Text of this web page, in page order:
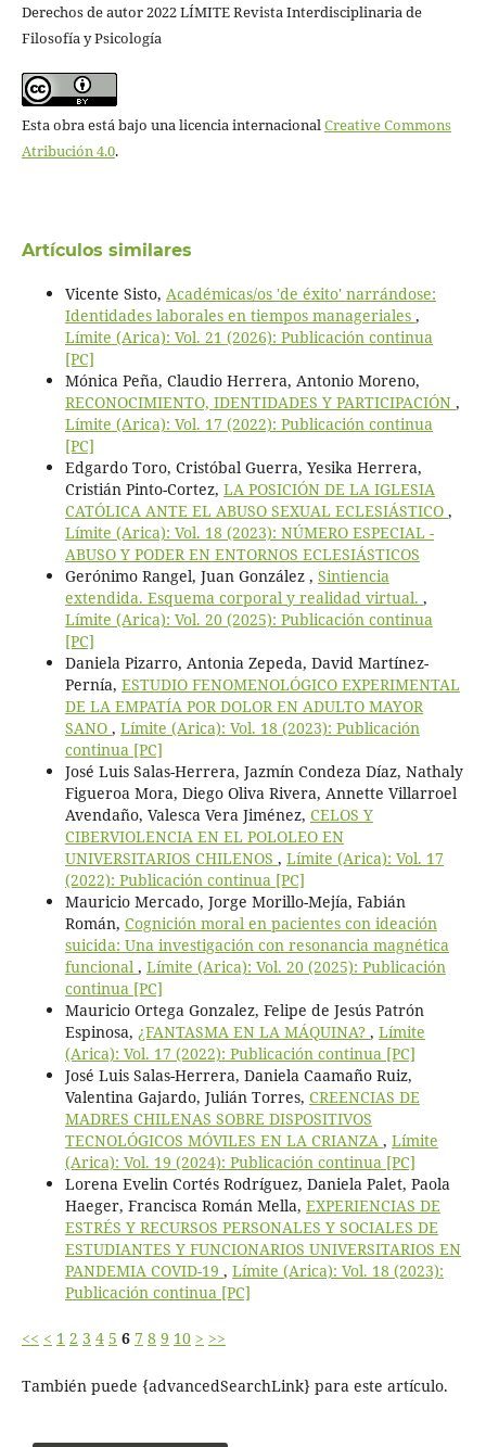
Derechos de autor 2022 LÍMITE Revista Interdisciplinaria de
Filosofía y Psicología
Esta obra está bajo una licencia internacionalCreative Commons
Atribución 4.0.
Artículos similares
Vicente Sisto, Académicas/os 'de éxito' narrándose:
Identidades laborales en tiempos manageriales ,
Límite (Arica): Vol. 21 (2026): Publicación continua
[PC]
Mónica Peña, Claudio Herrera, Antonio Moreno,
RECONOCIMIENTO, IDENTIDADES Y PARTICIPACIÓN ,
Límite (Arica): Vol. 17 (2022): Publicación continua
[PC]
Edgardo Toro, Cristóbal Guerra, Yesika Herrera,
Cristián Pinto-Cortez, LA POSICIÓN DE LA IGLESIA
CATÓLICA ANTE EL ABUSO SEXUAL ECLESIÁSTICO ,
Límite (Arica): Vol. 18 (2023): NÚMERO ESPECIAL -
ABUSO Y PODER EN ENTORNOS ECLESIÁSTICOS
Gerónimo Rangel, Juan González , Sintiencia
extendida. Esquema corporal y realidad virtual. ,
Límite (Arica): Vol. 20 (2025): Publicación continua
[PC]
Daniela Pizarro, Antonia Zepeda, David Martínez-
Pernía, ESTUDIO FENOMENOLÓGICO EXPERIMENTAL
DE LA EMPATÍA POR DOLOR EN ADULTO MAYOR
SANO , Límite (Arica): Vol. 18 (2023): Publicación
continua [PC]
José Luis Salas-Herrera, Jazmín Condeza Díaz, Nathaly
Figueroa Mora, Diego Oliva Rivera, Annette Villarroel
Avendaño, Valesca Vera Jiménez, CELOS Y
CIBERVIOLENCIA EN EL POLOLEO EN
UNIVERSITARIOS CHILENOS , Límite (Arica): Vol. 17
(2022): Publicación continua [PC]
Mauricio Mercado, Jorge Morillo-Mejía, Fabián
Román, Cognición moral en pacientes con ideación
suicida: Una investigación con resonancia magnética
funcional , Límite (Arica): Vol. 20 (2025): Publicación
continua [PC]
Mauricio Ortega Gonzalez, Felipe de Jesús Patrón
Espinosa, ¿FANTASMA EN LA MÁQUINA? , Límite
(Arica): Vol. 17 (2022): Publicación continua [PC]
José Luis Salas-Herrera, Daniela Caamaño Ruiz,
Valentina Gajardo, Julián Torres, CREENCIAS DE
MADRES CHILENAS SOBRE DISPOSITIVOS
TECNOLÓGICOS MÓVILES EN LA CRIANZA , Límite
(Arica): Vol. 19 (2024): Publicación continua [PC]
Lorena Evelin Cortés Rodríguez, Daniela Palet, Paola
Haeger, Francisca Román Mella, EXPERIENCIAS DE
ESTRÉS Y RECURSOS PERSONALES Y SOCIALES DE
ESTUDIANTES Y FUNCIONARIOS UNIVERSITARIOS EN
PANDEMIA COVID-19 , Límite (Arica): Vol. 18 (2023):
Publicación continua [PC]
<< < 1 2 3 4 5 6 7 8 9 10 > >>
También puede {advancedSearchLink} para este artículo.